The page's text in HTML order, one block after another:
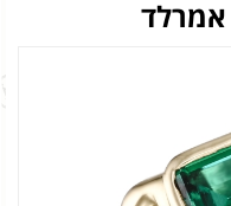
אמרלד